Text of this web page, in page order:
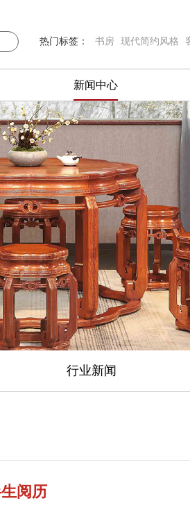
热门标签：
书房 现代简约风格
新闻中心
行业新闻
阅历